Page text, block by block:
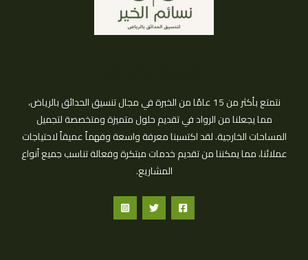
نتمتع بأكثر من 15 عامًا من الخبرة في مجال تنسيق الحدائق بالرياض،
مما يجعلنا من الرواد في تقديم حلول متميزة ومتخصصة لتجميل
المساحات الخارجية. لقد اكتسبنا معرفة واسعة وفهماً عميقاً لاحتياجات
عملائنا، مما يمكننا من تقديم خدمات مبتكرة وفعالة تناسب جميع أنواع
المشاريع.